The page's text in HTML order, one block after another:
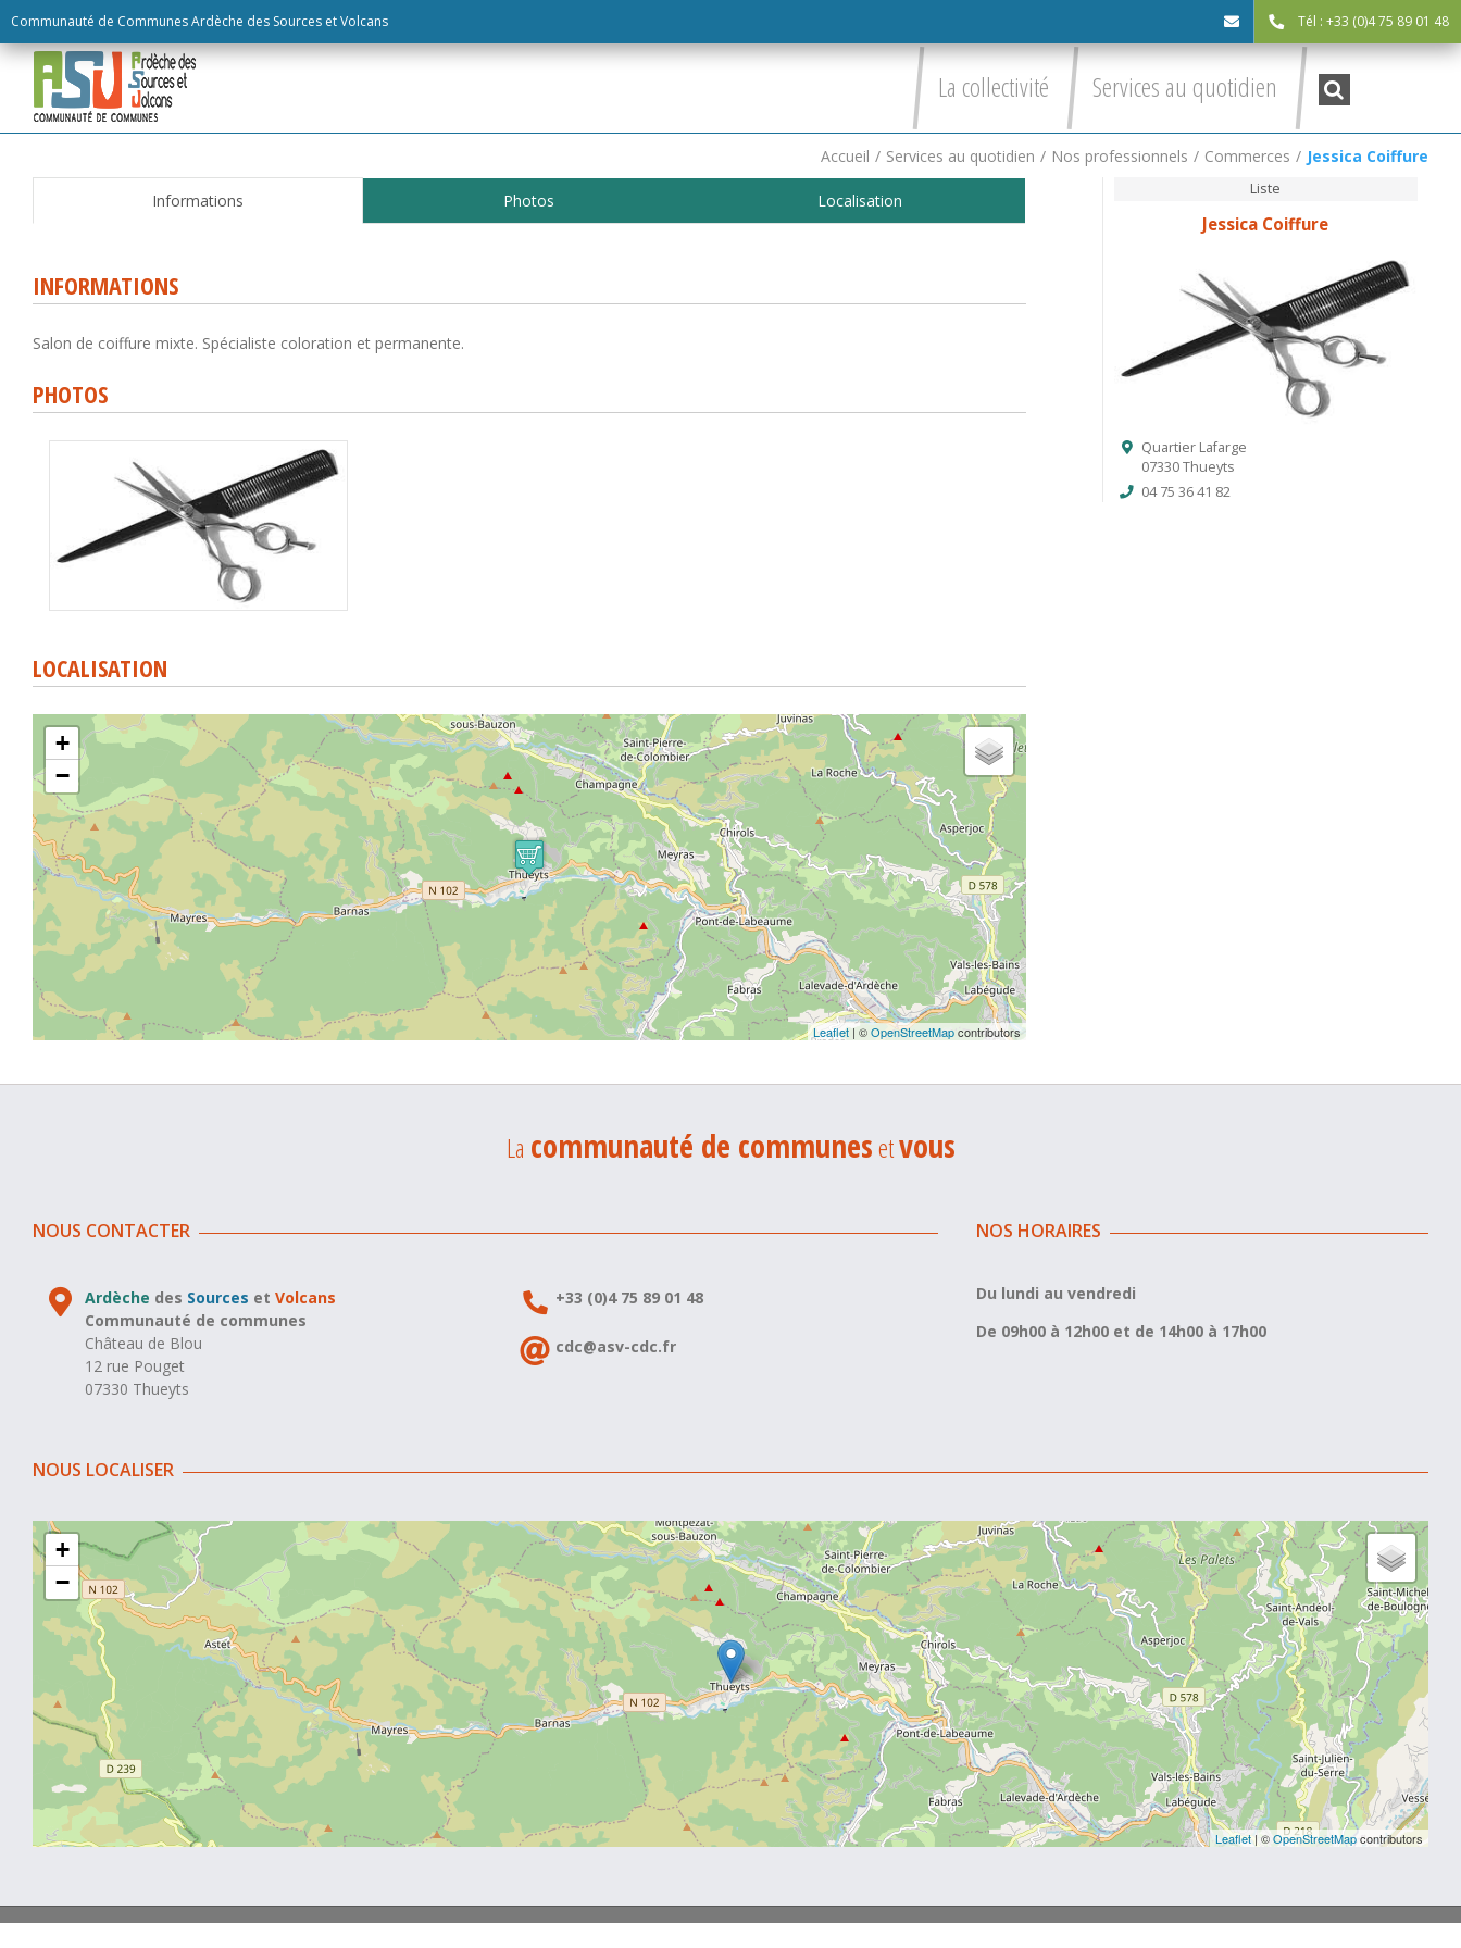
Communauté de Communes Ardèche des Sources et Volcans Tél : +33 (0)4 75 89 01 48
to
content
La collectivité Services au quotidien Recherche
:
Accueil / Services au quotidien / Nos professionnels / Commerces / Jessica Coiffure
Informations Photos Localisation
INFORMATIONS
Salon de coiffure mixte. Spécialiste coloration et permanente.
PHOTOS
LOCALISATION
+
−
Leaflet| ©OpenStreetMapcontributors
Liste
Jessica Coiffure
Quartier Lafarge
07330 Thueyts
04 75 36 41 82
La communauté de communesetvous
NOUS CONTACTER
Ardèche des Sources etVolcans
Communauté de communes
Château de Blou
12 rue Pouget
07330 Thueyts
+33 (0)4 75 89 01 48
cdc@asv-cdc.fr
NOS HORAIRES
Du lundi au vendredi
De 09h00 à 12h00 et de 14h00 à 17h00
NOUS LOCALISER
+
−
Leaflet| ©OpenStreetMapcontributors